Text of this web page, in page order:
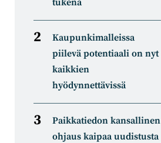
tukena
Kaupunkimalleissa
piilevä potentiaali on nyt
kaikkien
hyödynnettävissä
Paikkatiedon kansallinen
ohjaus kaipaa uudistusta